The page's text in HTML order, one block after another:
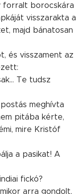
forralt borocskára
visszarakta a
majd bánatosan
és visszament az
Te tudsz
meghívta
pitába kérte,
mire Kristóf
a pasikat! A
fickó?
arra gondolt,